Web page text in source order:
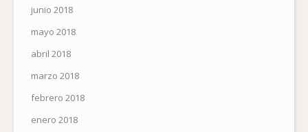
junio 2018
mayo 2018
abril 2018
marzo 2018
febrero 2018
enero 2018